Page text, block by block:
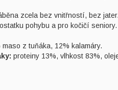
zcela bez vnitřností, bez
pohybu a pro kočičí seniory.
maso z tuňáka, 12% kalamáry.
proteiny 13%, vlhkost 83%,